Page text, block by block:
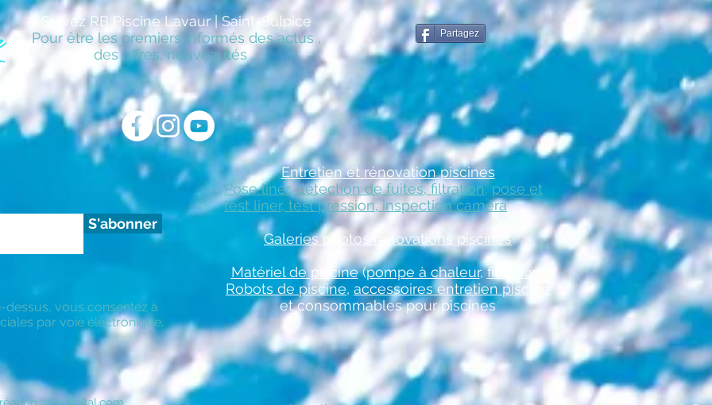
Suivez RB Piscine Lavaur | Saint-Sulpice
Pour être les premiers informés des actus ,
des offres, nouveautés ...
Partagez
S'abonner
dessus, vous consentez à
par voie électronique.
Entretien et rénovation piscines
Pose liner,détection de fuites, filtration,pose et
test liner, test pression, inspection caméra
Galeries photos rénovations piscines
Matériel de piscine(pompe à chaleur,filtration
Robots de piscine, accessoires entretien piscine
et consommables pour piscines